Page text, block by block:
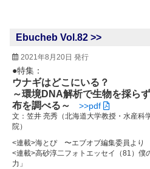
Ebucheb Vol.82 >>
2021年8月20日 発行
●特集：
ウナギはどこにいる？
～環境DNA解析で生物を採ら
布を調べる～
>>pdf
文：笠井 亮秀（北海道大学教授・水産科
院）
<連載>海とぴ 〜エブオブ編集委員より
<連載>高砂淳二フォトエッセイ（81）僕
力」